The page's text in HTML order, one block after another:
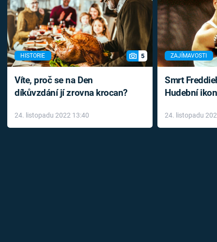
HISTORIE 5
Víte, proč se na Den
díkůvzdání jí zrovna krocan?
24. listopadu 2022 13:40
ZAJÍMAVOSTI
Smrt
Hudební
léky
24. listopadu